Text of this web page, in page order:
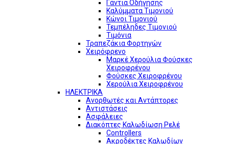
Γάντια Οδήγησης
Καλύμματα Τιμονιού
Κώνοι Τιμονιού
Τεμπέληδες Τιμονιού
Τιμόνια
Τραπεζάκια Φορτηγών
Χειρόφρενο
Μαρκέ Χερούλια Φούσκες
Χειροφρένου
Φούσκες Χειροφρένου
Χερούλια Χειροφρένου
ΗΛΕΚΤΡΙΚΑ
Ανορθωτές και Αντάπτορες
Αντιστάσεις
Ασφάλειες
Διακόπτες Καλωδίωση Ρελέ
Controllers
Ακροδέκτες Καλωδίων